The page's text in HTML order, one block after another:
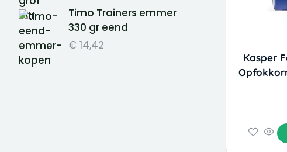
Timo Trainers emmer
330 gr eend
€ 14,42
Kasper